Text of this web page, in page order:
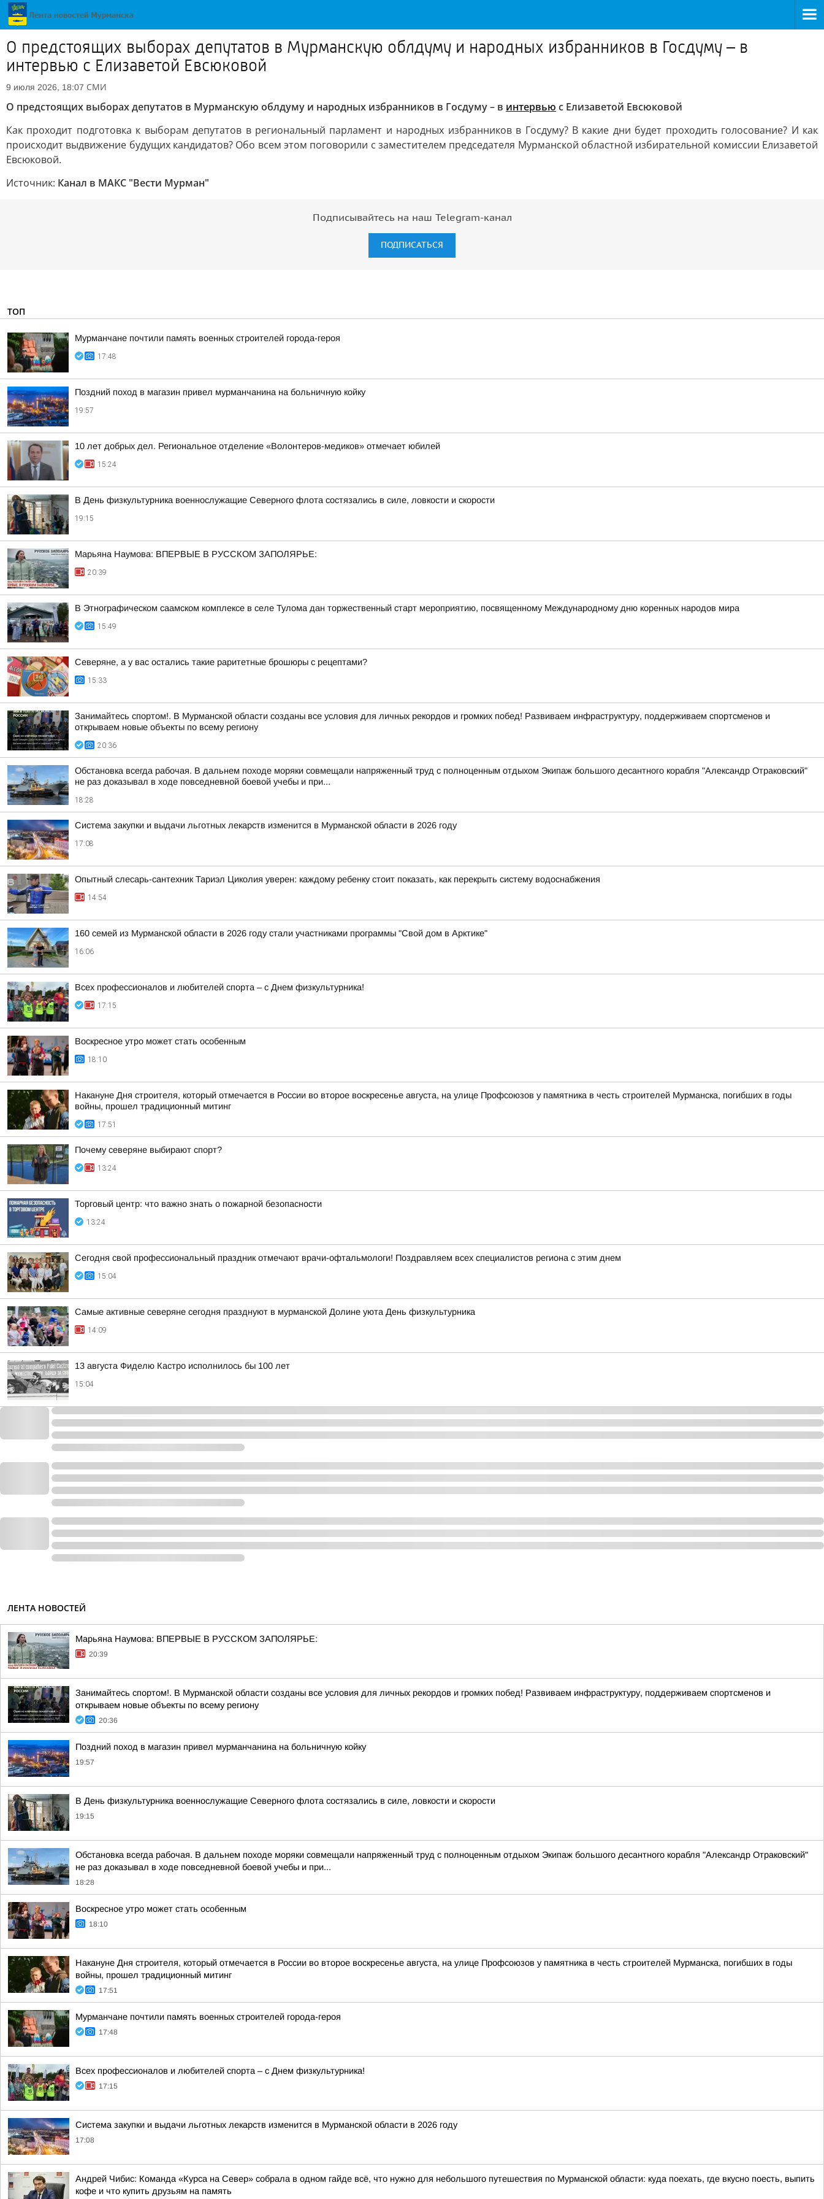
О предстоящих выборах депутатов в Мурманскую облдуму и народных избранников в Госдуму – в
интервью с Елизаветой Евсюковой
9 июля 2026, 18:07 СМИ
О предстоящих выборах депутатов в Мурманскую облдуму и народных избранников в Госдуму – в интервью с Елизаветой Евсюковой
Как проходит подготовка к выборам депутатов в региональный парламент и народных избранников в Госдуму? В какие дни будет проходить голосование? И как
происходит выдвижение будущих кандидатов? Обо всем этом поговорили с заместителем председателя Мурманской областной избирательной комиссии Елизаветой
Евсюковой.
Источник: Канал в МАКС "Вести Мурман"
Подписывайтесь на наш Telegram-канал
ПОДПИСАТЬСЯ
ТОП
Мурманчане почтили память военных строителей города-героя
17:48
Поздний поход в магазин привел мурманчанина на больничную койку
19:57
10 лет добрых дел. Региональное отделение «Волонтеров-медиков» отмечает юбилей
15:24
В День физкультурника военнослужащие Северного флота состязались в силе, ловкости и скорости
19:15
Марьяна Наумова: ВПЕРВЫЕ В РУССКОМ ЗАПОЛЯРЬЕ:
20:39
В Этнографическом саамском комплексе в селе Тулома дан торжественный старт мероприятию, посвященному Международному дню коренных народов мира
15:49
Северяне, а у вас остались такие раритетные брошюры с рецептами?
15:33
Занимайтесь спортом!. В Мурманской области созданы все условия для личных рекордов и громких побед! Развиваем инфраструктуру, поддерживаем спортсменов и
открываем новые объекты по всему региону
20:36
Обстановка всегда рабочая. В дальнем походе моряки совмещали напряженный труд с полноценным отдыхом Экипаж большого десантного корабля "Александр Отраковский"
не раз доказывал в ходе повседневной боевой учебы и при...
18:28
Система закупки и выдачи льготных лекарств изменится в Мурманской области в 2026 году
17:08
Опытный слесарь-сантехник Тариэл Циколия уверен: каждому ребенку стоит показать, как перекрыть систему водоснабжения
14:54
160 семей из Мурманской области в 2026 году стали участниками программы "Свой дом в Арктике"
16:06
Всех профессионалов и любителей спорта – с Днем физкультурника!
17:15
Воскресное утро может стать особенным
18:10
Накануне Дня строителя, который отмечается в России во второе воскресенье августа, на улице Профсоюзов у памятника в честь строителей Мурманска, погибших в годы
войны, прошел традиционный митинг
17:51
Почему северяне выбирают спорт?
13:24
Торговый центр: что важно знать о пожарной безопасности
13:24
Сегодня свой профессиональный праздник отмечают врачи-офтальмологи! Поздравляем всех специалистов региона с этим днем
15:04
Самые активные северяне сегодня празднуют в мурманской Долине уюта День физкультурника
14:09
13 августа Фиделю Кастро исполнилось бы 100 лет
15:04
ЛЕНТА НОВОСТЕЙ
Марьяна Наумова: ВПЕРВЫЕ В РУССКОМ ЗАПОЛЯРЬЕ:
20:39
Занимайтесь спортом!. В Мурманской области созданы все условия для личных рекордов и громких побед! Развиваем инфраструктуру, поддерживаем спортсменов и
открываем новые объекты по всему региону
20:36
Поздний поход в магазин привел мурманчанина на больничную койку
19:57
В День физкультурника военнослужащие Северного флота состязались в силе, ловкости и скорости
19:15
Обстановка всегда рабочая. В дальнем походе моряки совмещали напряженный труд с полноценным отдыхом Экипаж большого десантного корабля "Александр Отраковский"
не раз доказывал в ходе повседневной боевой учебы и при...
18:28
Воскресное утро может стать особенным
18:10
Накануне Дня строителя, который отмечается в России во второе воскресенье августа, на улице Профсоюзов у памятника в честь строителей Мурманска, погибших в годы
войны, прошел традиционный митинг
17:51
Мурманчане почтили память военных строителей города-героя
17:48
Всех профессионалов и любителей спорта – с Днем физкультурника!
17:15
Система закупки и выдачи льготных лекарств изменится в Мурманской области в 2026 году
17:08
Андрей Чибис: Команда «Курса на Север» собрала в одном гайде всё, что нужно для небольшого путешествия по Мурманской области: куда поехать, где вкусно поесть, выпить
кофе и что купить друзьям на память